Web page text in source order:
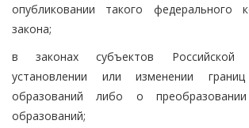
опубликовании такого федерального
закона;
в законах субъектов
установлении или изменении границ
образований либо о преобразовании
образований;